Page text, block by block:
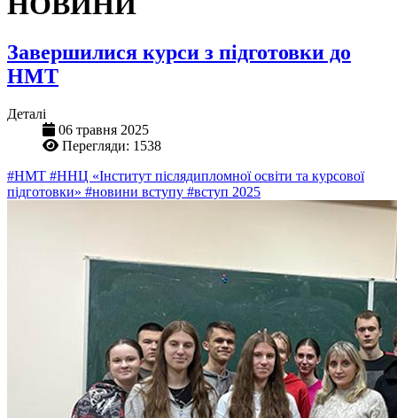
Завершилися курси з підготовки до
НМТ
Деталі
06 травня 2025
Перегляди: 1538
#НМТ #ННЦ «Інститут післядипломної освіти та курсової
підготовки» #новини вступу #вступ 2025